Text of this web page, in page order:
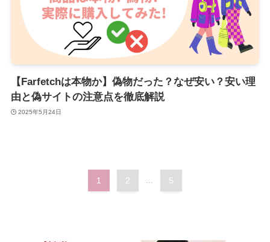
【Farfetchは本物か】偽物だった？なぜ安い？安い理
由と偽サイトの注意点を徹底解説
2025年5月24日
1 2 ... 5